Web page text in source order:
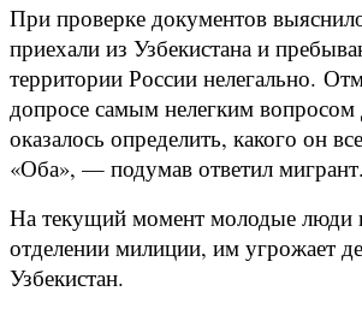
При проверке документов
приехали из Узбекистана и
территории России нелегально.
допросе самым нелегким вопросом
оказалось определить, какого он
«Оба», — подумав ответил мигрант.
На текущий момент молодые люди
отделении милиции, им угрожает
Узбекистан.